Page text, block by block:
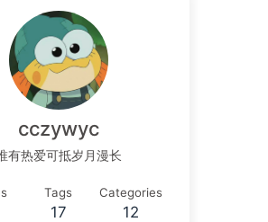
cczywyc
有热爱可抵岁月漫长
Tags
17
Categories
12